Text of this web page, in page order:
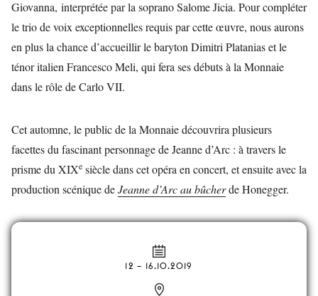
Giovanna, interprétée par la soprano Salome Jicia. Pour compléter
le trio de voix exceptionnelles requis par cette œuvre, nous aurons
en plus la chance d’accueillir le baryton Dimitri Platanias et le
ténor italien Francesco Meli, qui fera ses débuts à la Monnaie
dans le rôle de Carlo VII.
Cet automne, le public de la Monnaie découvrira plusieurs
facettes du fascinant personnage de Jeanne d’Arc : à travers le
prisme du XIXe siècle dans cet opéra en concert, et ensuite avec la
production scénique deJeanne d’Arc au bûcherde Honegger.
12 – 16.10.2019